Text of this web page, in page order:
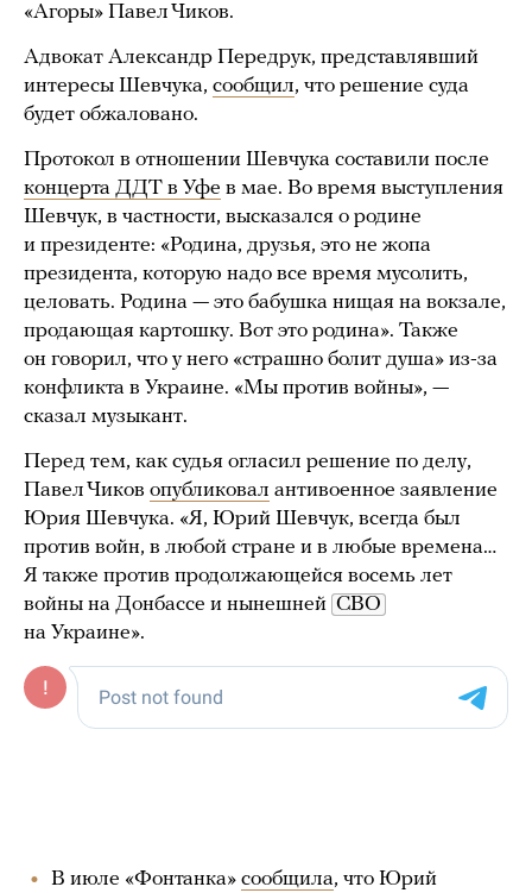
«Агоры» Павел Чиков.
Адвокат Александр Передрук, представлявший
интересы Шевчука, сообщил, что решение суда
будет обжаловано.
Протокол в отношении Шевчука составили после
концерта ДДТ в Уфе в мае. Во время выступления
Шевчук, в частности, высказался о родине
и президенте: «Родина, друзья, это не жопа
президента, которую надо все время мусолить,
целовать. Родина — это бабушка нищая на вокзале,
продающая картошку. Вот это родина». Также
он говорил, что у него «страшно болит душа» из-за
конфликта в Украине. «Мы против войны», —
сказал музыкант.
Перед тем, как судья огласил решение по делу,
Павел Чиков опубликовал антивоенное заявление
Юрия Шевчука. «Я, Юрий Шевчук, всегда был
против войн, в любой стране и в любые времена…
Я также против продолжающейся восемь лет
войны на Донбассе и нынешней СВО
на Украине».
В июле «Фонтанка» сообщила, что Юрий